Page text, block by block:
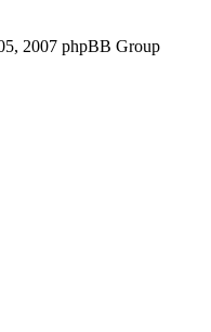
2007 phpBB Group